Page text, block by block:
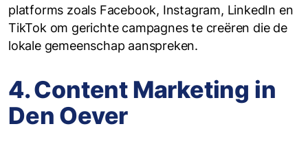
platforms zoals Facebook, Instagram, LinkedIn en
TikTok om gerichte campagnes te creëren die de
lokale gemeenschap aanspreken.
4. Content Marketing in
Den Oever